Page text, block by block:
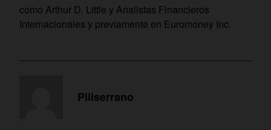
como Arthur D. Little y Analistas Financieros
Internacionales y previamente en Euromoney Inc.
Piliserrano